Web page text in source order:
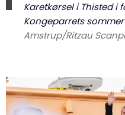
Karetkørsel i Thisted i
Kongeparrets
Amstrup/Ritzau